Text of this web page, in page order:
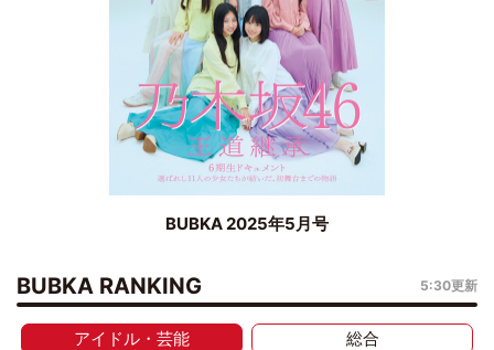
BUBKA 2025年5月号
BUBKA RANKING 5:30更新
アイドル・芸能 総合